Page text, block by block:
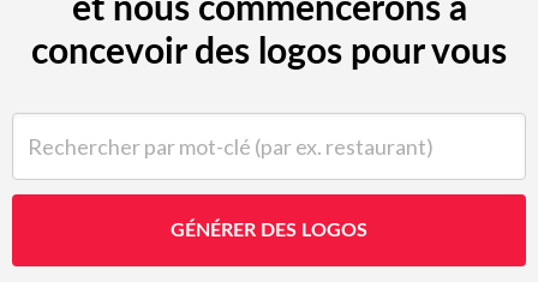
et nous commencerons à
concevoir des logos pour vous
GÉNÉRER DES LOGOS